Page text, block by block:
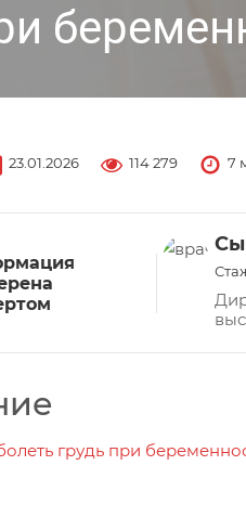
23.01.2026 114 279 7
грудь при